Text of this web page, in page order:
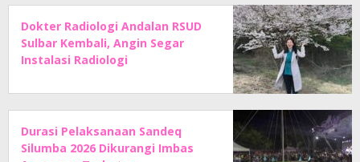
Dokter Radiologi Andalan RSUD
Sulbar Kembali, Angin Segar
Instalasi Radiologi
Durasi Pelaksanaan Sandeq
Silumba 2026 Dikurangi Imbas